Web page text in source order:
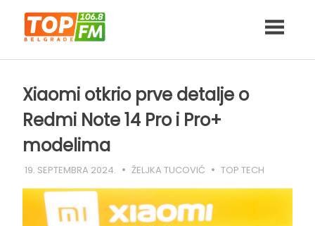
content
Xiaomi otkrio prve detalje o
Redmi Note 14 Pro i Pro+
modelima
19. SEPTEMBRA 2024. ŽELJKA TUCOVIĆ TOP TECH